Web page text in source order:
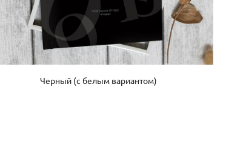
Черный (с белым вариантом)